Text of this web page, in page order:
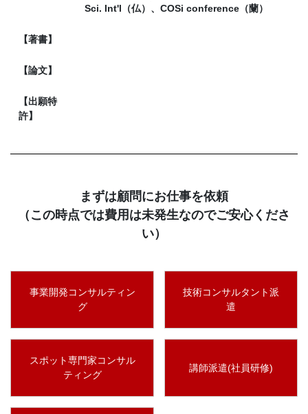
Sci. Int'l（仏）、COSi conference（蘭）
【著書】
【論文】
【出願特
許】
まずは顧問にお仕事を依頼
（この時点では費用は未発生なのでご安心くださ
い）
事業開発コンサルティン
グ
技術コンサルタント派
遣
スポット専門家コンサル
ティング
講師派遣(社員研修)